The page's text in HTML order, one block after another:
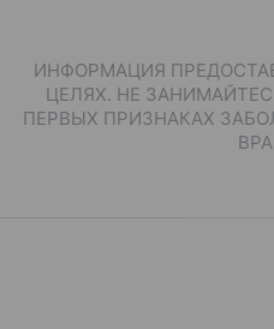
ИНФОРМАЦИЯ
ЦЕЛЯХ. НЕ
ПЕРВЫХ ПРИЗНАКАХ